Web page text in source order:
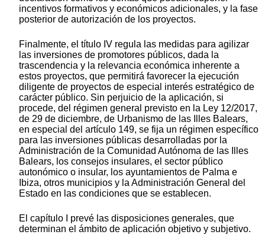
incentivos formativos y económicos adicionales, y la fase
posterior de autorización de los proyectos.
Finalmente, el título IV regula las medidas para agilizar
las inversiones de promotores públicos, dada la
trascendencia y la relevancia económica inherente a
estos proyectos, que permitirá favorecer la ejecución
diligente de proyectos de especial interés estratégico de
carácter público. Sin perjuicio de la aplicación, si
procede, del régimen general previsto en la Ley 12/2017,
de 29 de diciembre, de Urbanismo de las Illes Balears,
en especial del artículo 149, se fija un régimen específico
para las inversiones públicas desarrolladas por la
Administración de la Comunidad Autónoma de las Illes
Balears, los consejos insulares, el sector público
autonómico o insular, los ayuntamientos de Palma e
Ibiza, otros municipios y la Administración General del
Estado en las condiciones que se establecen.
El capítulo I prevé las disposiciones generales, que
determinan el ámbito de aplicación objetivo y subjetivo.